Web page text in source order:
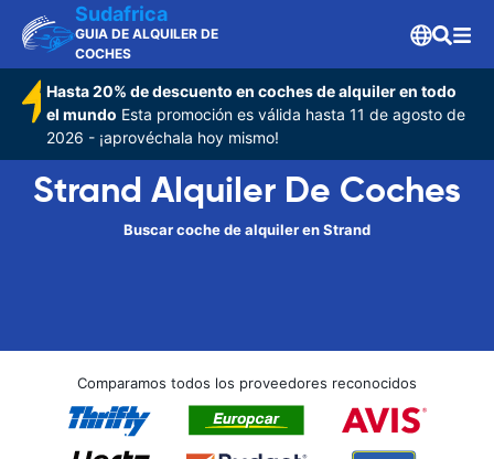
Sudafrica
GUIA DE ALQUILER DE
COCHES
Hasta 20% de descuento en coches de alquiler en todo
el mundo Esta promoción es válida hasta 11 de agosto de
2026 - ¡aprovéchala hoy mismo!
Strand Alquiler De Coches
Buscar coche de alquiler en Strand
Comparamos todos los proveedores reconocidos